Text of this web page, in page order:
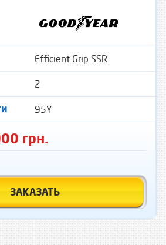
Efficient Grip SSR
2
95Y
грн.
ЗАКАЗАТЬ